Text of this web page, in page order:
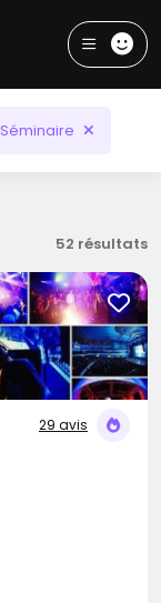
Séminaire
52 résultats
29 avis